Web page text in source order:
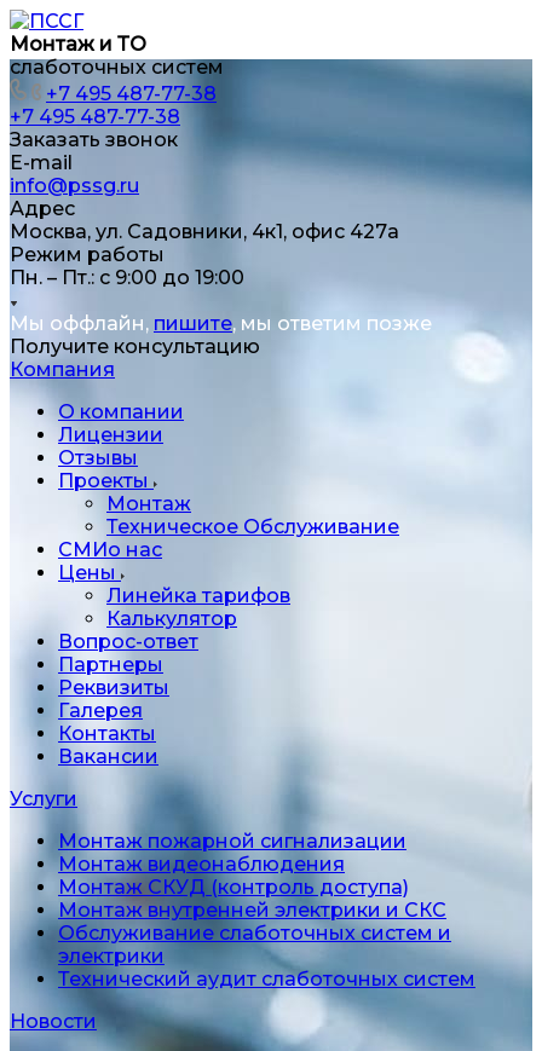
Монтаж и ТО
слаботочных систем
+7 495 487-77-38
+7 495 487-77-38
Заказать звонок
E-mail
info@pssg.ru
Адрес
Москва, ул. Садовники, 4к1, офис 427а
Режим работы
Пн. – Пт.: с 9:00 до 19:00
Мы оффлайн, пишите, мы ответим позже
Получите консультацию
Компания
О компании
Лицензии
Отзывы
Проекты
Монтаж
Техническое Обслуживание
СМИо нас
Цены
Линейка тарифов
Калькулятор
Вопрос-ответ
Партнеры
Реквизиты
Галерея
Контакты
Вакансии
Услуги
Монтаж пожарной сигнализации
Монтаж видеонаблюдения
Монтаж СКУД (контроль доступа)
Монтаж внутренней электрики и СКС
Обслуживание слаботочных систем и
электрики
Технический аудит слаботочных систем
Новости